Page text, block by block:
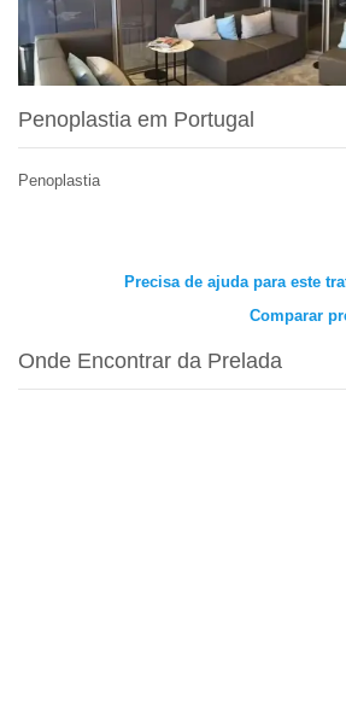
Penoplastia em Portugal
Penoplastia
Precisa de ajuda para este
Comparar
Onde Encontrar da Prelada